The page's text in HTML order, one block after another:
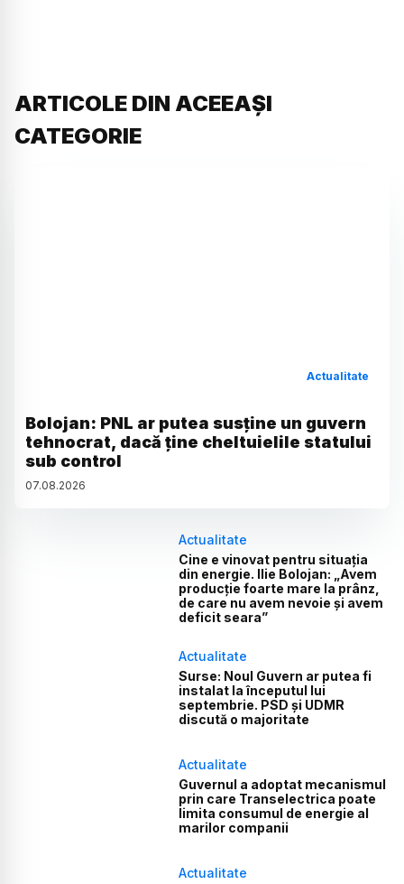
ARTICOLE DIN ACEEAȘI
CATEGORIE
Actualitate
Bolojan: PNL ar putea susține un guvern
tehnocrat, dacă ține cheltuielile statului
sub control
07.08.2026
Actualitate
Cine e vinovat pentru situația
din energie. Ilie Bolojan: „Avem
producție foarte mare la prânz,
de care nu avem nevoie și avem
deficit seara”
Actualitate
Surse: Noul Guvern ar putea fi
instalat la începutul lui
septembrie. PSD și UDMR
discută o majoritate
Actualitate
Guvernul a adoptat mecanismul
prin care Transelectrica poate
limita consumul de energie al
marilor companii
Actualitate